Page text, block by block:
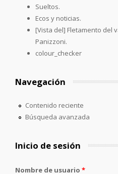
Sueltos.
Ecos y noticias.
[Vista del] Fletamento del
Panizzoni.
colour_checker
Navegación
Contenido reciente
Búsqueda avanzada
Inicio de sesión
Nombre de usuario *